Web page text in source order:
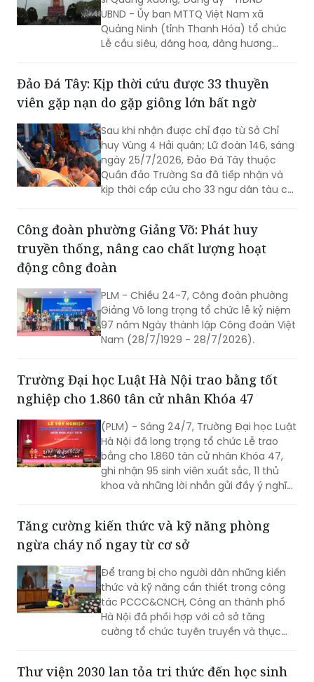
UBND - Ủy ban MTTQ Việt Nam xã
Quảng Ninh (tỉnh Thanh Hóa) tổ chức
Lễ cầu siêu, dâng hoa, dâng hương
(27/7/1947 - 27/7/2026). Hoạt động
nhằm tri ân những người đã anh dũng
đồng thời khơi dậy tinh thần yêu nước
của các thế hệ hôm nay.
Đảo Đá Tây: Kịp thời cứu được 33 thuyền
viên gặp nạn do gặp giông lớn bất ngờ
Sau khi nhận được chỉ đạo từ Sở Chỉ
huy Vùng 4 Hải quân; Lữ đoàn 146, sáng
ngày 25/7/2026, Đảo Đá Tây thuộc
Quần đảo Trường Sa đã tiếp nhận và
kịp thời cấp cứu cho 33 ngư dân tàu cá
Công đoàn phường Giảng Võ: Phát huy
truyền thống, nâng cao chất lượng hoạt
động công đoàn
PLM - Chiều 24-7, Công đoàn phường
Giảng Võ long trọng tổ chức lễ kỷ niệm
97 năm Ngày thành lập Công đoàn Việt
Nam (28/7/1929 - 28/7/2026).
Trường Đại học Luật Hà Nội trao bằng tốt
nghiệp cho 1.860 tân cử nhân Khóa 47
(PLM) - Sáng 24/7, Trường Đại học Luật
Hà Nội đã long trọng tổ chức Lễ trao
bằng cho 1.860 tân cử nhân Khóa 47,
ghi nhận 95 sinh viên xuất sắc, 11 thủ
khoa và những lời nhắn gửi đầy ý nghĩa
Tăng cường kiến thức và kỹ năng phòng
ngừa cháy nổ ngay từ cơ sở
Để trang bị cho người dân những kiến
thức và kỹ năng cần thiết trong công
tác PCCC&CNCH, Công an thành phố
Hà Nội đã phối hợp với cở sở tăng
cường tổ chức tuyên truyền và thực
Thư viện 2030 lan tỏa tri thức đến học sinh